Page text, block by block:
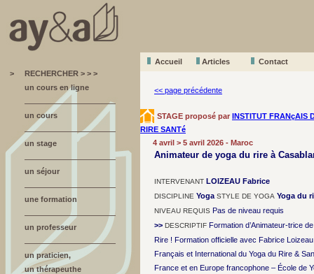
Accueil Articles
Contact
>
RECHERCHER > > >
un cours en ligne
un cours
un stage
un séjour
une formation
un professeur
un praticien,
un thérapeuthe
<< page précédente
STAGE proposé par INSTITUT FRANçAIS
RIRE SANTé
4 avril > 5 avril 2026 - Maroc
Animateur de yoga du rire à
INTERVENANT LOIZEAU Fabrice
DISCIPLINE Yoga STYLE DE YOGA Yoga du
NIVEAU REQUIS Pas de niveau requis
>> DESCRIPTIF Formation d’Animateur-trice
Rire ! Formation officielle avec Fabrice
Français et International du Yoga du Rire &
France et en Europe francophone – École de